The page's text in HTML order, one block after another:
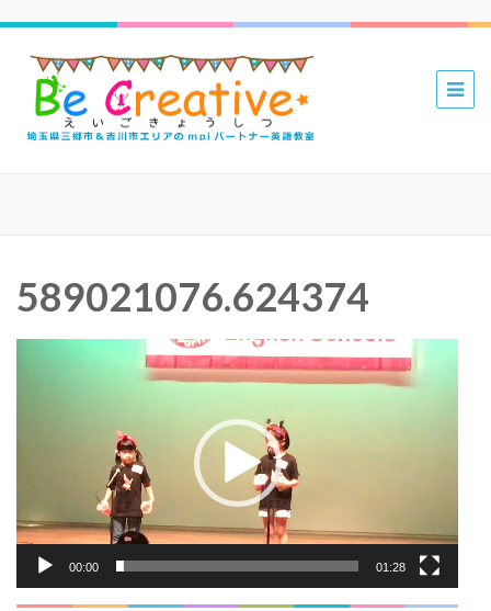
三郷 吉川
mpiパー
えいごき
ょうしつ
589021076.624374
00:00 01:28